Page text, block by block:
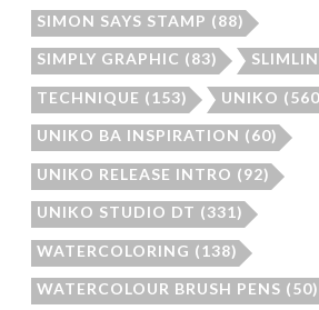
SIMON SAYS STAMP (88)
SIMPLY GRAPHIC (83)
TECHNIQUE (153) UNIKO
UNIKO BA INSPIRATION (60)
UNIKO RELEASE INTRO (92)
UNIKO STUDIO DT (331)
WATERCOLORING (138)
WATERCOLOUR BRUSH PENS (50)